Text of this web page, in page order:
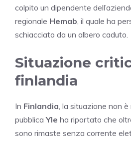
colpito un dipendente
regionale Hemab, il quale ha
schiacciato da un albero caduto.
Situazione
finlandia
In Finlandia, la situazione non è
pubblicaYle ha riportato che
sono rimaste senza corrente